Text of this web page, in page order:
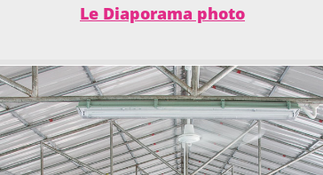
Le Diaporama photo